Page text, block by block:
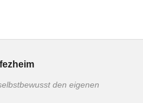
den eigenen